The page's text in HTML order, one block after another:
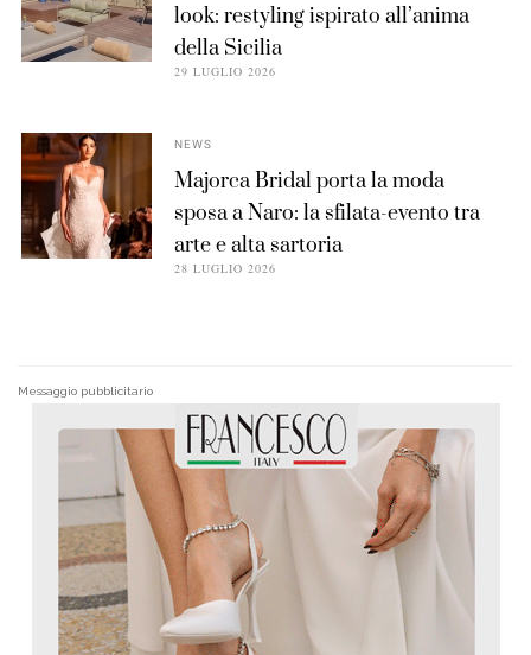
look: restyling ispirato all’anima
della Sicilia
29 LUGLIO 2026
NEWS
Majorca Bridal porta la moda
sposa a Naro: la sfilata-evento tra
arte e alta sartoria
28 LUGLIO 2026
Messaggio pubblicitario